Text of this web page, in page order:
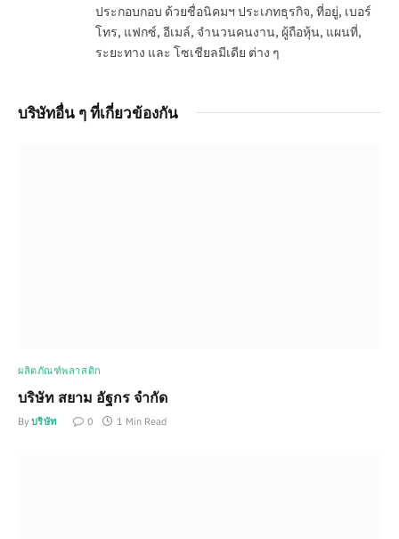
ประกอบกอบ ด้วยชื่อนิคมฯ ประเภทธุรกิจ, ที่อยู่, เบอร์
โทร, แฟกซ์, อีเมล์, จำนวนคนงาน, ผู้ถือหุ้น, แผนที่,
ระยะทาง และ โซเชียลมีเดีย ต่าง ๆ
บริษัทอื่น ๆ ที่เกี่ยวข้องกัน
ผลิตภัณฑ์พลาสติก
บริษัท สยาม อัฐกร จำกัด
By บริษัท 0 1 Min Read